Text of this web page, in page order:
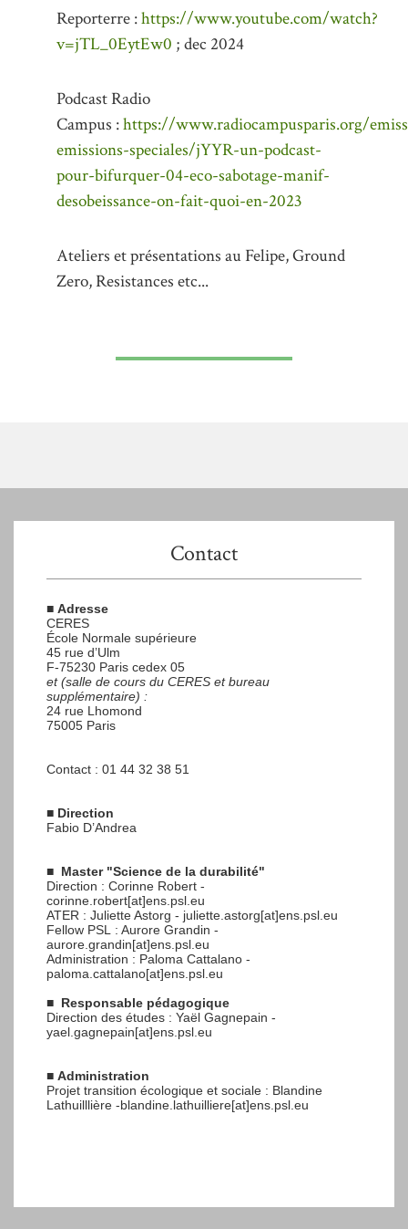
Reporterre :https://www.youtube.com/watch?
v=jTL_0EytEw0 ; dec 2024
Podcast Radio
Campus :https://www.radiocampusparis.org/
emissions-speciales/jYYR-un-podcast-
pour-bifurquer-04-eco-sabotage-manif-
desobeissance-on-fait-quoi-en-2023
Ateliers et présentations au Felipe, Ground
Zero, Resistances etc...
Contact
■ Adresse
CERES
École Normale supérieure
45 rue d’Ulm
F-75230 Paris cedex 05
et (salle de cours du CERES et bureau
supplémentaire) :
24 rue Lhomond
75005 Paris
Contact : 01 44 32 38 51
■ Direction
Fabio D’Andrea
■ Master "Science de la durabilité"
Direction : Corinne Robert -
corinne.robert[at]ens.psl.eu
ATER : Juliette Astorg - juliette.astorg[at]ens.psl.eu
Fellow PSL : Aurore Grandin -
aurore.grandin[at]ens.psl.eu
Administration : Paloma Cattalano -
paloma.cattalano[at]ens.psl.eu
■ Responsable pédagogique
Direction des études : Yaël Gagnepain -
yael.gagnepain[at]ens.psl.eu
■ Administration
Projet transition écologique et sociale : Blandine
Lathuilllière -blandine.lathuilliere[at]ens.psl.eu